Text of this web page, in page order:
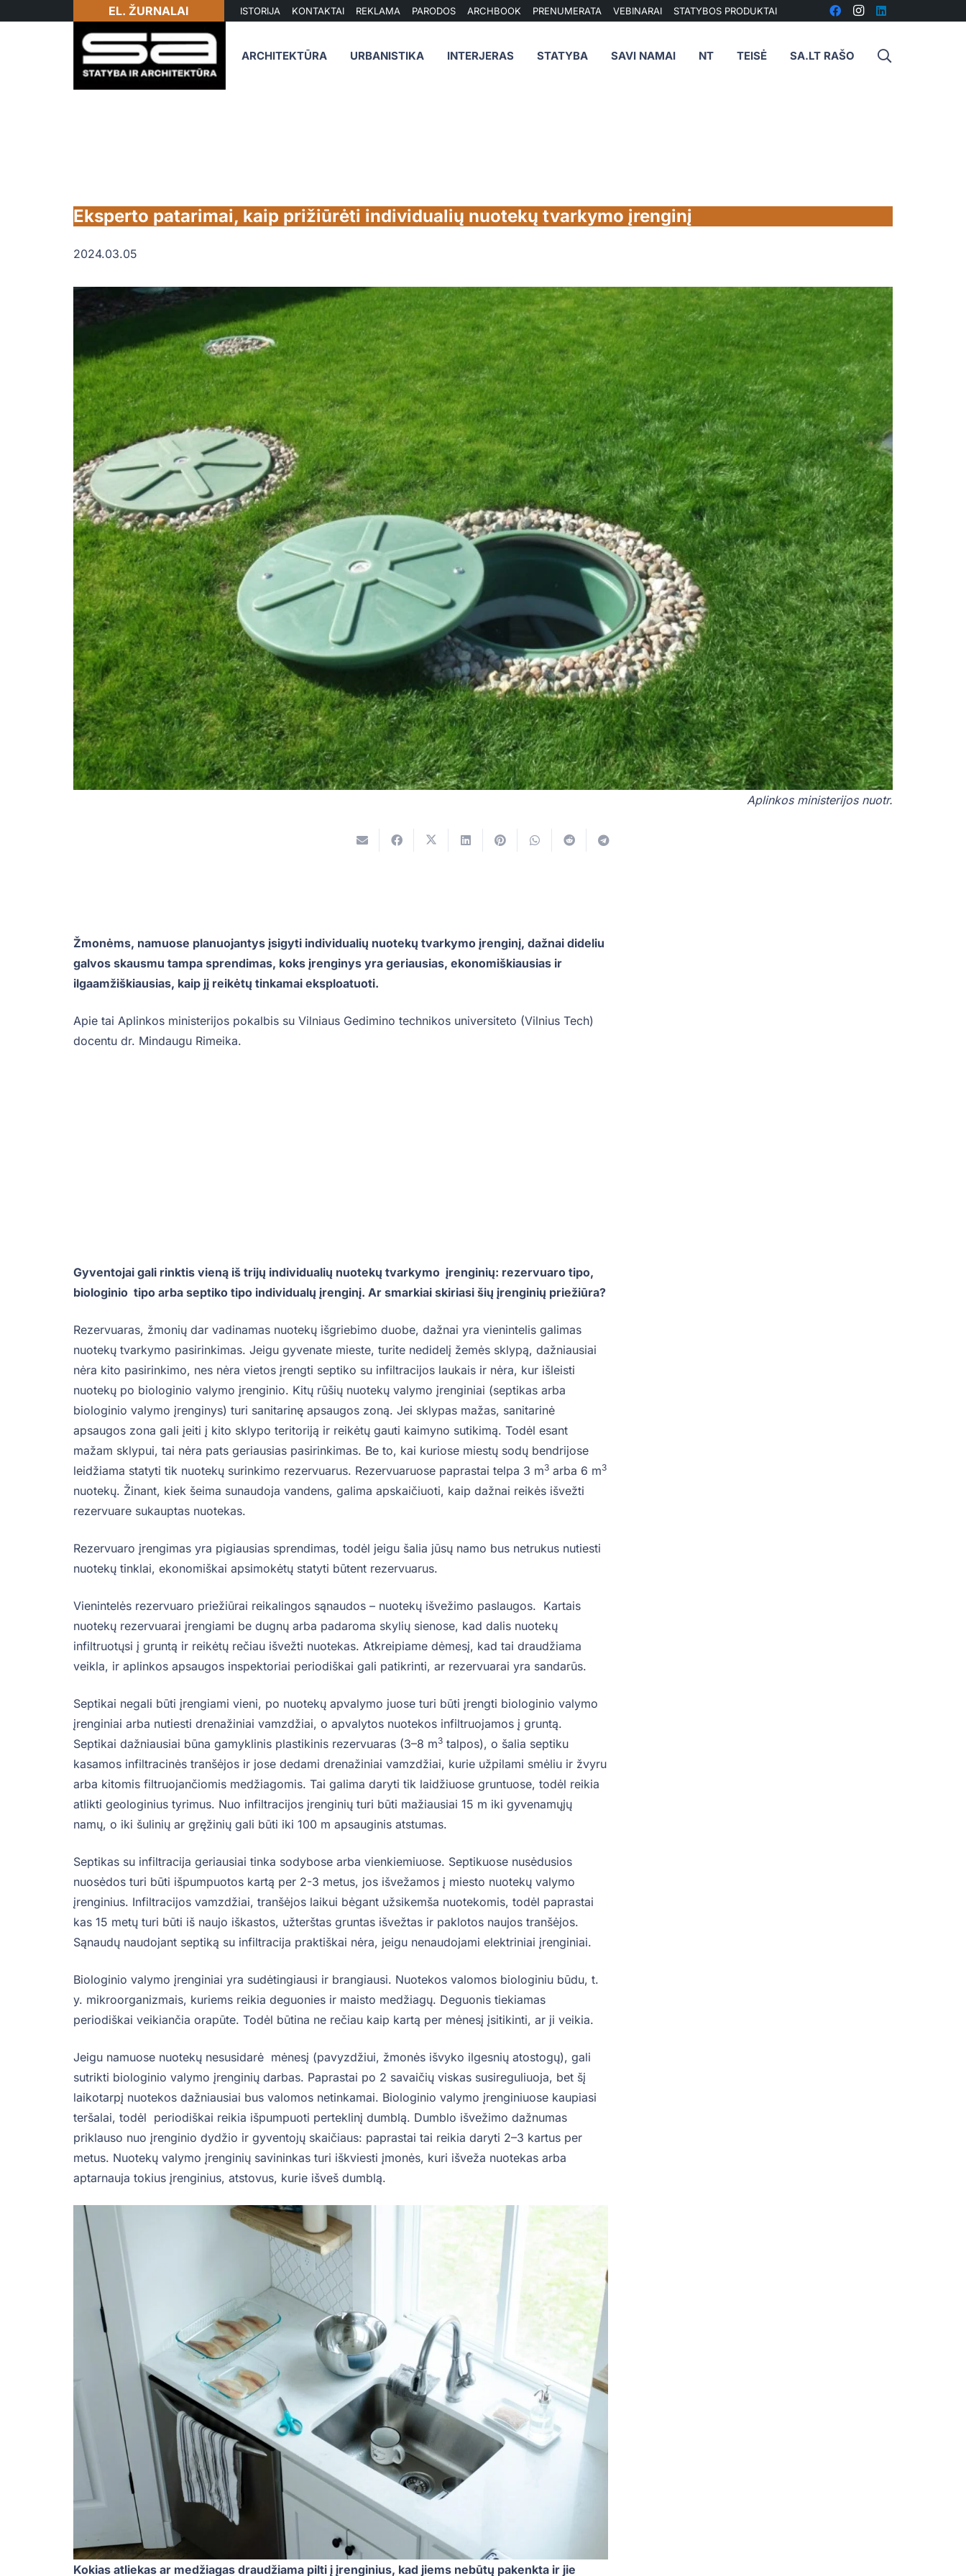
EL. ŽURNALAI ISTORIJA KONTAKTAI REKLAMA PARODOS ARCHBOOK PRENUMERATA VEBINARAI STATYBOS PRODUKTAI
ARCHITEKTŪRA URBANISTIKA INTERJERAS STATYBA SAVI NAMAI NT TEISĖ SA.LT RAŠO
Eksperto patarimai, kaip prižiūrėti individualių nuotekų tvarkymo įrenginį
2024.03.05
Aplinkos ministerijos nuotr.
Žmonėms, namuose planuojantys įsigyti individualių nuotekų tvarkymo įrenginį, dažnai dideliu
galvos skausmu tampa sprendimas, koks įrenginys yra geriausias, ekonomiškiausias ir
ilgaamžiškiausias, kaip jį reikėtų tinkamai eksploatuoti.
Apie tai Aplinkos ministerijos pokalbis su Vilniaus Gedimino technikos universiteto (Vilnius Tech)
docentu dr. Mindaugu Rimeika.
Gyventojai gali rinktis vieną iš trijų individualių nuotekų tvarkymo įrenginių: rezervuaro tipo,
biologinio tipo arba septiko tipo individualų įrenginį. Ar smarkiai skiriasi šių įrenginių priežiūra?
Rezervuaras, žmonių dar vadinamas nuotekų išgriebimo duobe, dažnai yra vienintelis galimas
nuotekų tvarkymo pasirinkimas. Jeigu gyvenate mieste, turite nedidelį žemės sklypą, dažniausiai
nėra kito pasirinkimo, nes nėra vietos įrengti septiko su infiltracijos laukais ir nėra, kur išleisti
nuotekų po biologinio valymo įrenginio. Kitų rūšių nuotekų valymo įrenginiai (septikas arba
biologinio valymo įrenginys) turi sanitarinę apsaugos zoną. Jei sklypas mažas, sanitarinė
apsaugos zona gali įeiti į kito sklypo teritoriją ir reikėtų gauti kaimyno sutikimą. Todėl esant
mažam sklypui, tai nėra pats geriausias pasirinkimas. Be to, kai kuriose miestų sodų bendrijose
leidžiama statyti tik nuotekų surinkimo rezervuarus. Rezervuaruose paprastai telpa 3 m3 arba 6 m3
nuotekų. Žinant, kiek šeima sunaudoja vandens, galima apskaičiuoti, kaip dažnai reikės išvežti
rezervuare sukauptas nuotekas.
Rezervuaro įrengimas yra pigiausias sprendimas, todėl jeigu šalia jūsų namo bus netrukus nutiesti
nuotekų tinklai, ekonomiškai apsimokėtų statyti būtent rezervuarus.
Vienintelės rezervuaro priežiūrai reikalingos sąnaudos – nuotekų išvežimo paslaugos. Kartais
nuotekų rezervuarai įrengiami be dugnų arba padaroma skylių sienose, kad dalis nuotekų
infiltruotųsi į gruntą ir reikėtų rečiau išvežti nuotekas. Atkreipiame dėmesį, kad tai draudžiama
veikla, ir aplinkos apsaugos inspektoriai periodiškai gali patikrinti, ar rezervuarai yra sandarūs.
Septikai negali būti įrengiami vieni, po nuotekų apvalymo juose turi būti įrengti biologinio valymo
įrenginiai arba nutiesti drenažiniai vamzdžiai, o apvalytos nuotekos infiltruojamos į gruntą.
Septikai dažniausiai būna gamyklinis plastikinis rezervuaras (3–8 m3 talpos), o šalia septiku
kasamos infiltracinės tranšėjos ir jose dedami drenažiniai vamzdžiai, kurie užpilami smėliu ir žvyru
arba kitomis filtruojančiomis medžiagomis. Tai galima daryti tik laidžiuose gruntuose, todėl reikia
atlikti geologinius tyrimus. Nuo infiltracijos įrenginių turi būti mažiausiai 15 m iki gyvenamųjų
namų, o iki šulinių ar gręžinių gali būti iki 100 m apsauginis atstumas.
Septikas su infiltracija geriausiai tinka sodybose arba vienkiemiuose. Septikuose nusėdusios
nuosėdos turi būti išpumpuotos kartą per 2-3 metus, jos išvežamos į miesto nuotekų valymo
įrenginius. Infiltracijos vamzdžiai, tranšėjos laikui bėgant užsikemša nuotekomis, todėl paprastai
kas 15 metų turi būti iš naujo iškastos, užterštas gruntas išvežtas ir paklotos naujos tranšėjos.
Sąnaudų naudojant septiką su infiltracija praktiškai nėra, jeigu nenaudojami elektriniai įrenginiai.
Biologinio valymo įrenginiai yra sudėtingiausi ir brangiausi. Nuotekos valomos biologiniu būdu, t.
y. mikroorganizmais, kuriems reikia deguonies ir maisto medžiagų. Deguonis tiekiamas
periodiškai veikiančia orapūte. Todėl būtina ne rečiau kaip kartą per mėnesį įsitikinti, ar ji veikia.
Jeigu namuose nuotekų nesusidarė mėnesį (pavyzdžiui, žmonės išvyko ilgesnių atostogų), gali
sutrikti biologinio valymo įrenginių darbas. Paprastai po 2 savaičių viskas susireguliuoja, bet šį
laikotarpį nuotekos dažniausiai bus valomos netinkamai. Biologinio valymo įrenginiuose kaupiasi
teršalai, todėl periodiškai reikia išpumpuoti perteklinį dumblą. Dumblo išvežimo dažnumas
priklauso nuo įrenginio dydžio ir gyventojų skaičiaus: paprastai tai reikia daryti 2–3 kartus per
metus. Nuotekų valymo įrenginių savininkas turi iškviesti įmonės, kuri išveža nuotekas arba
aptarnauja tokius įrenginius, atstovus, kurie išveš dumblą.
Kokias atliekas ar medžiagas draudžiama pilti į įrenginius, kad jiems nebūtų pakenkta ir jie